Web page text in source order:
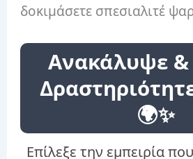
δοκιμάσετε σπεσιαλιτέ
Ανακάλυψε &
🌍✨
Επίλεξε την εμπειρία